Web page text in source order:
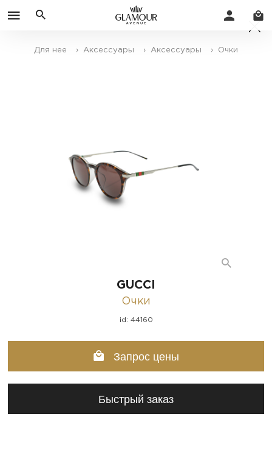
Для нее › Аксессуары › Аксессуары › Очки
GUCCI
Очки
id: 44160
Запрос цены
Быстрый заказ